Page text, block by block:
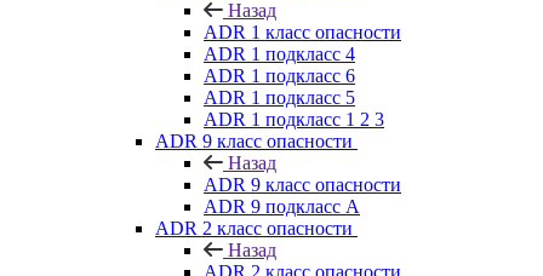
Назад
ADR 1 класс опасности
ADR 1 подкласс 4
ADR 1 подкласс 6
ADR 1 подкласс 5
ADR 1 подкласс 1 2 3
ADR 9 класс опасности
Назад
ADR 9 класс опасности
ADR 9 подкласс A
ADR 2 класс опасности
Назад
ADR 2 класс опасности